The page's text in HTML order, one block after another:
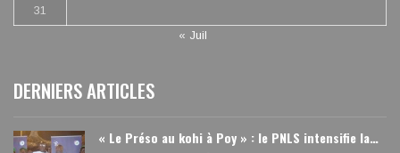
31
« Juil
DERNIERS ARTICLES
« Le Préso au kohi à Poy » : le PNLS intensifie la…